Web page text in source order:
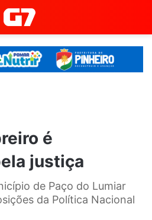
é
justiça
de Paço do Lumiar
da Política Nacional